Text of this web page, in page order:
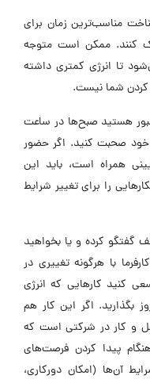
مناسب‌ترین زمان برای
کنند. ممکن است متوجه
تا انرژی کمتری داشته
کردن شما نیست.
هستید صبح‌ها در ساعت
خود صحبت کنید. اگر حضور
همراه است، باید این
را برای تغییر شرایط
گفتگو کرده و یا بخواهید
با هرگونه تغییری در
کنید کارهایی که انرژی
بگذارید. اگر این کار هم
و کار در شرکتی است که
پیدا کردن فرصت‌های
آن‌ها (امکان دورکاری،